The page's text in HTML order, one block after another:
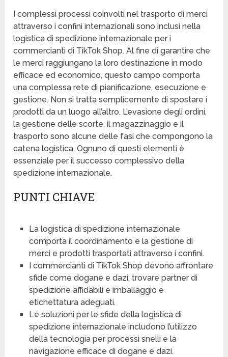
I complessi processi coinvolti nel trasporto di merci
attraverso i confini internazionali sono inclusi nella
logistica di spedizione internazionale per i
commercianti di TikTok Shop. Al fine di garantire che
le merci raggiungano la loro destinazione in modo
efficace ed economico, questo campo comporta
una complessa rete di pianificazione, esecuzione e
gestione. Non si tratta semplicemente di spostare i
prodotti da un luogo all’altro. L’evasione degli ordini,
la gestione delle scorte, il magazzinaggio e il
trasporto sono alcune delle fasi che compongono la
catena logistica. Ognuno di questi elementi è
essenziale per il successo complessivo della
spedizione internazionale.
PUNTI CHIAVE
La logistica di spedizione internazionale
comporta il coordinamento e la gestione di
merci e prodotti trasportati attraverso i confini.
I commercianti di TikTok Shop devono affrontare
sfide come dogane e dazi, trovare partner di
spedizione affidabili e imballaggio e
etichettatura adeguati.
Le soluzioni per le sfide della logistica di
spedizione internazionale includono l’utilizzo
della tecnologia per processi snelli e la
navigazione efficace di dogane e dazi.